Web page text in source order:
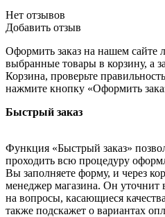
Нет отзывов
Добавить отзыв
Оформить заказ на нашем сайте
выбранные товары в корзину, а
Корзина, проверьте
нажмите кнопку «Оформить
Быстрый заказ
Функция «Быстрый заказ»
проходить всю процедуру
Вы заполняете форму, и через
менеджер магазина. Он уточнит
на вопросы, касающиеся
также подскажет о вариантах